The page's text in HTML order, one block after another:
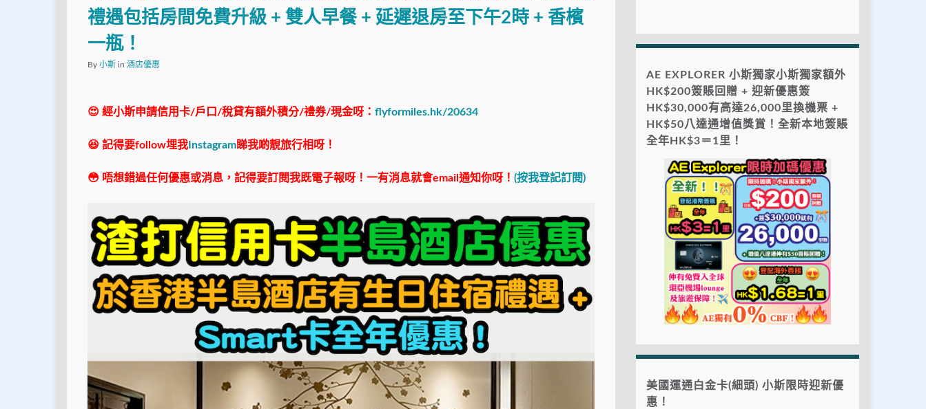
禮遇包括房間免費升級 + 雙人早餐 + 延遲退房至下午2時 + 香檳
一瓶！
By 小斯 in 酒店優惠
😍 經小斯申請信用卡/戶口/稅貸有額外積分/禮券/現金呀： flyformiles.hk/20634
😆 記得要follow埋我 Instagram睇我啲靚旅行相呀！
😳 唔想錯過任何優惠或消息，記得要訂閱我既電子報呀！一有消息就會email通知你呀！ (按我登記訂閱)
AE EXPLORER 小斯獨家小斯獨家額外
HK$200簽賬回贈 + 迎新優惠簽
HK$30,000有高達26,000里換機票 +
HK$50八達通增值獎賞！全新本地簽賬
全年HK$3＝1里！
美國運通白金卡(細頭) 小斯限時迎新優
惠！